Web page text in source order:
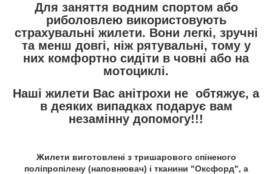
Для заняття водним спортом або
риболовлею використовують
страхувальні жилети. Вони легкі, зручні
та менш довгі, ніж рятувальні, тому у
них комфортно сидіти в човні або на
мотоциклі.
Наші жилети Вас анітрохи не обтяжує, а
в деяких випадках подарує вам
незамінну допомогу!!!
Жилети виготовлені з тришарового спіненого
поліпропілену (наповнювач) і тканини "Оксфорд", а